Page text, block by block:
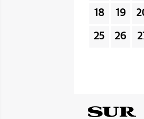
18 19
25 26